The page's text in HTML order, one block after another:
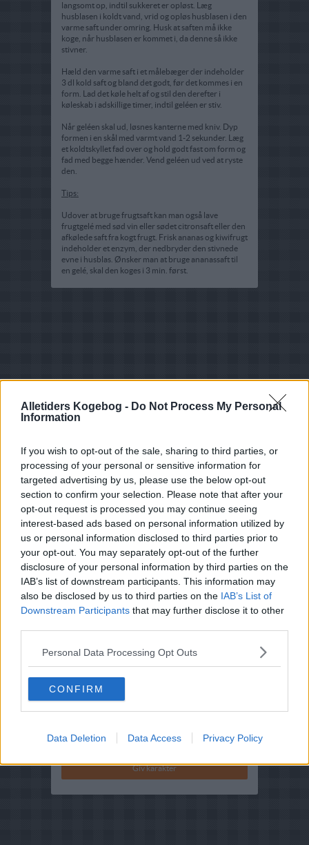
Alletiders Kogebog - Do Not Process My Personal
Information
If you wish to opt-out of the sale, sharing to third parties, or
processing of your personal or sensitive information for
targeted advertising by us, please use the below opt-out
section to confirm your selection. Please note that after your
opt-out request is processed you may continue seeing
interest-based ads based on personal information utilized by
us or personal information disclosed to third parties prior to
your opt-out. You may separately opt-out of the further
disclosure of your personal information by third parties on the
IAB’s list of downstream participants. This information may
also be disclosed by us to third parties on the IAB’s List of
Downstream Participants that may further disclose it to other
Personal Data Processing Opt Outs
CONFIRM
Data Deletion Data Access Privacy Policy
langsomt op, indtil sukkeret er opløst. Læg
husblasen i koldt vand, vrid og opløs husblasen i den
varme saft under omring. Husk at saften må ikke
koge, når husblasen er kommet i, da denne så ikke
stivner.
Hæld den varme saft i et målebæger der indeholder
3 dl kold saft og bland det godt, før det kommes i en
form. Lad det køle helt af og stil den derefter i
køleskab i adskillige timer, indtil geléen er stiv.
Når geléen skal ud, løsnes kanterne med kniv. Dyp
formen i en skål med varmt vand 1-2 sekunder. Læg
et koldtskyllet fad over og hold godt fast om form og
fad med begge hænder. Vend geléen ud ved at ryste
den.
Tips:
Udover at bruge frugtsaft kan man også lave
frugtgelé med sød vin eller sødet citronsaft eller den
afkølede saft fra kogt frugt. Frisk ananas og kiwifrugt
indeholder et enzym, der nedbryder den stivnede
evne i husblas. Ønsker man at bruge ananassaft til
en gelé, skal den koges i 3 min. først.
Opskriftsinfo
Ret : Syltning-Gele
Hovedingrediens :Frugt- Diverse frugt
Indsendt :2003-10-05
Bedøm retten
Brugernes vurdering: